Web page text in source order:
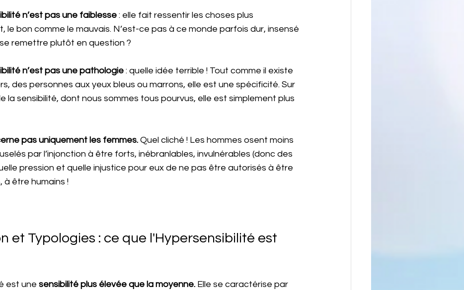
n’est pas une faiblesse : elle fait ressentir les choses plus
le bon comme le mauvais. N’est-ce pas à ce monde parfois dur, insensé
remettre plutôt en question ?
n’est pas une pathologie : quelle idée terrible ! Tout comme il existe
des personnes aux yeux bleus ou marrons, elle est une spécificité. Sur
la sensibilité, dont nous sommes tous pourvus, elle est simplement plus
pas uniquement les femmes. Quel cliché ! Les hommes osent moins
par l’injonction à être forts, inébranlables, invulnérables (donc des
pression et quelle injustice pour eux de ne pas être autorisés à être
à être humains !
et Typologies : ce que l'Hypersensibilité est
est une sensibilité plus élevée que la moyenne. Elle se caractérise par